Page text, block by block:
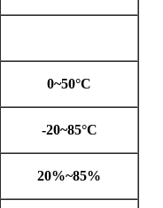
0~50°С
-20~85°С
20%~85%